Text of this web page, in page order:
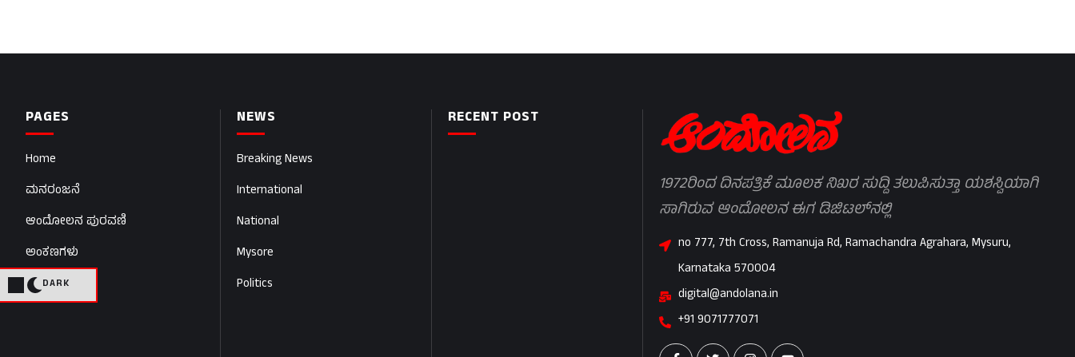
DARK
PAGES
Home
ಮನರಂಜನೆ
ಆಂದೋಲನ ಪುರವಣಿ
ಅಂಕಣಗಳು
NEWS
Breaking News
International
National
Mysore
Politics
RECENT POST
1972ರಿಂದ ದಿನಪತ್ರಿಕೆ ಮೂಲಕ ನಿಖರ ಸುದ್ದಿ ತಲುಪಿಸುತ್ತಾ ಯಶಸ್ವಿಯಾಗಿ
ಸಾಗಿರುವ ಆಂದೋಲನ ಈಗ ಡಿಜಿಟಲ್‌ನಲ್ಲಿ
no 777, 7th Cross, Ramanuja Rd, Ramachandra Agrahara, Mysuru,
Karnataka 570004
digital@andolana.in
+91 9071777071